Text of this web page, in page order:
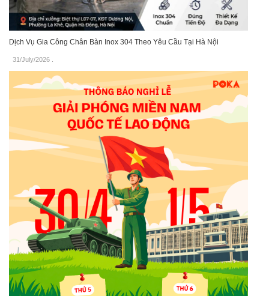
Dịch Vụ Gia Công Chân Bàn Inox 304 Theo Yêu Cầu Tại Hà Nội
31/July/2026